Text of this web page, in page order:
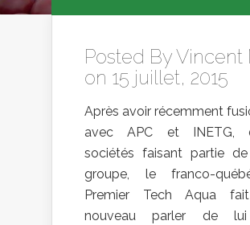
Posted ByVincent
on 15 juillet, 2015
Après avoir récemment
avec APC et INETG,
sociétés faisant partie
groupe, le franco-
Premier Tech Aqua
nouveau parler de